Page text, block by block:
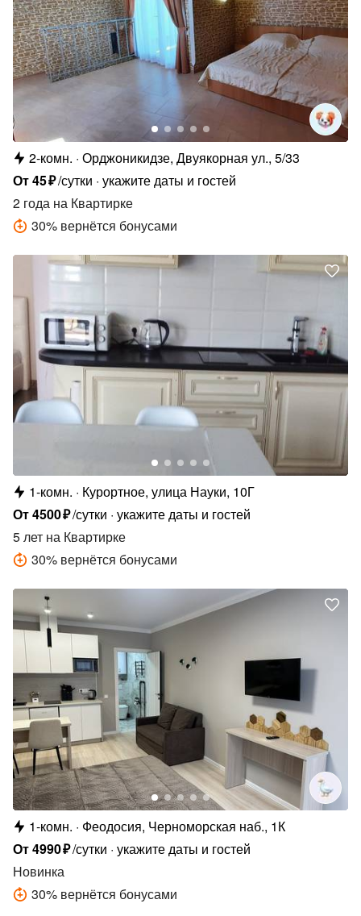
2-комн. Орджоникидзе, Двуякорная ул., 5/33
От45₽/сутки укажите даты и гостей
2 года на Квартирке
30% вернётся бонусами
1-комн.
Курортное, улица Науки, 10Г
От4500₽/сутки укажите даты и гостей
5 лет на Квартирке
30% вернётся бонусами
1-комн.
Феодосия, Черноморская наб., 1К
От4990₽/сутки укажите даты и гостей
Новинка
30% вернётся бонусами